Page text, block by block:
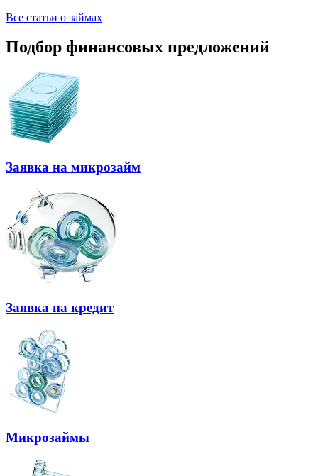
Все статьи о займах
Подбор финансовых предложений
Заявка на микрозайм
Заявка на кредит
Микрозаймы